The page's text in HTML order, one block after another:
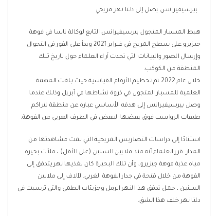
بيرسيفيرانس يصل إلى دلتا نهر مريخي
هبط المسبار المتجول بيرسيفيرانس التابع لوكالة ناسا في فوهة
جيزيرو على سطح المريخ في فبراير 2021 وبدأ على الفور في التجوال
وإرسال الصور والبيانات التي تحدت آراء العلماء حول تاريخ تلك
المنطقة من الكوكب.
خلال عام 2022 تم تحطيم الأرقام القياسية حيث بلغت المهمة
العلمية للمسبار المتجول في ذروة نشاطها في أبريل وذلك عندما
وصل بيرسيفيرانس إلى هدفه الأساسي عبارة عن منطقة لتراكم
طبقات الرواسب فوق بعضها البعض في الطرف الغربي من الفوهة.
استنادًا إلى دراسات التضاريس المريخية التي تمت مشاهدتها من
المدار قرر العلماء أنه منذ ملايين السنين (على الأقل) ، ملأت بحيرة
مياه عذبة فوهة جيزيرو، وأن تلك البحيرة كان يغذيها نهر يتدفق إلى
الفوهة من خلال فتحة في جدار الفوهة الغربي. لآلاف إلى ملايين
السنين ، حمل تدفق هذا النهر الرمل وجزيئات الطمي والتي ترسبت في
دلتا نهر خلف هذا الشق.